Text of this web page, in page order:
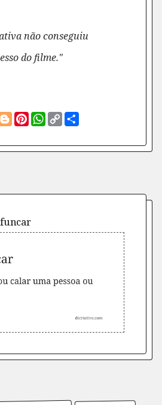
não conseguiu
do filme."
BloggerPinterest
WhatsApp
Copy
Link